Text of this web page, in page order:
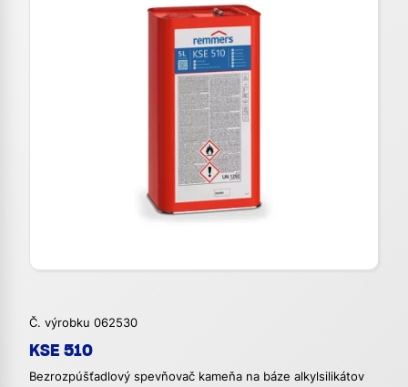
Č. výrobku 062530
KSE 510
Bezrozpúšťadlový spevňovač kameňa na báze alkylsilikátov